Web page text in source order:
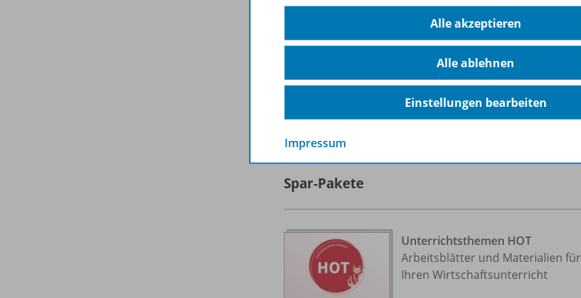
Alle 16 Inhalte dieser Ausgabe anzeigen
Spar-Pakete
Unterrichtsthemen HOT
Arbeitsblätter und Materialien für
Ihren Wirtschaftsunterricht
Alle akzeptieren
Alle ablehnen
Einstellungen bearbeiten
Impressum